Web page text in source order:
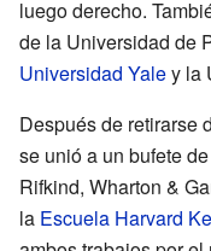
luego derecho.
de la Universidad de
Universidad Yaley la
Después de retirarse
se unió a un bufete
Rifkind, Wharton &
la Escuela Harvard